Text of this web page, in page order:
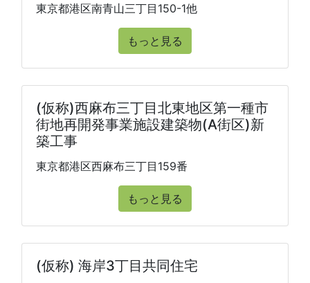
東京都港区南青山三丁目150-1他
もっと見る
(仮称)西麻布三丁目北東地区第一種市
街地再開発事業施設建築物(A街区)新
築工事
東京都港区西麻布三丁目159番
もっと見る
(仮称) 海岸3丁目共同住宅